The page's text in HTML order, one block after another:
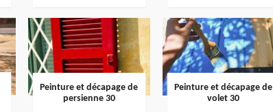
Peinture et décapage de
persienne 30
Peinture et décapage de
volet 30